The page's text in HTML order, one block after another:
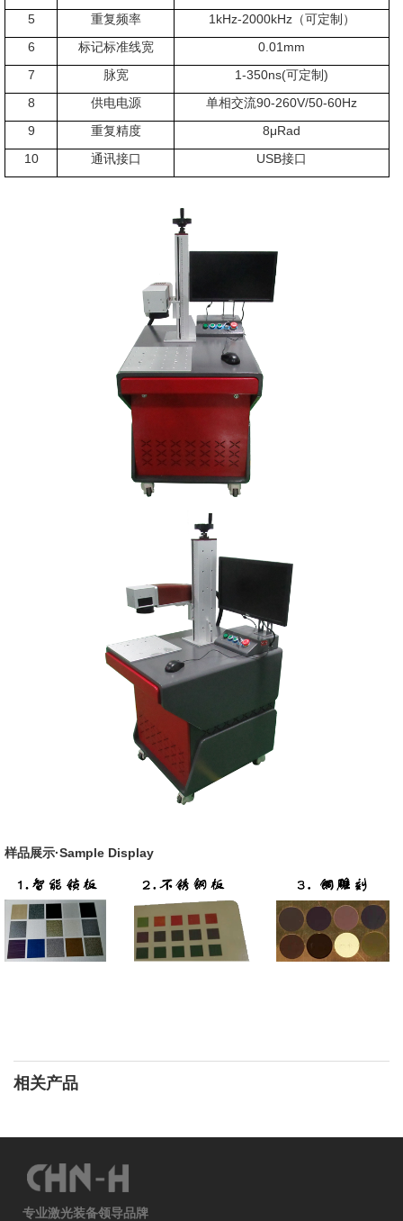
5 重复频率
1kHz-2000kHz（可定制）
6
标记标准线宽
0.01mm
7
脉宽
1-350ns(可定制)
8
供电电源
单相交流90-260V/50-60Hz
9
重复精度
8μRad
10
通讯接口 USB接口
样品展示·Sample Display
相关产品
专业激光装备领导品牌